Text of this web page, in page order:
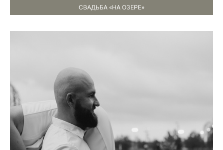
СВАДЬБА «НА ОЗЕРЕ»